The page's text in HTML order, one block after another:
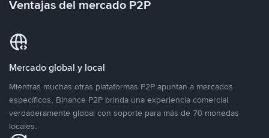
Ventajas del mercado P2P
Mercado global y local
Mientras muchas otras plataformas P2P apuntan a mercados
específicos, Binance P2P brinda una experiencia comercial
verdaderamente global con soporte para más de 70 monedas
locales.